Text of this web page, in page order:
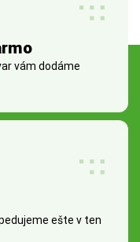
vám dodáme
ešte v ten